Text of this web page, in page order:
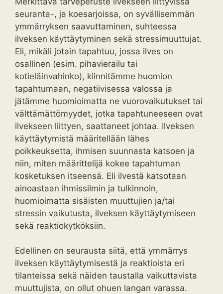
seuranta-, ja koesarjoissa, on syvällisemmän
ymmärryksen saavuttaminen, suhteessa
ilveksen käyttäytyminen sekä stressimuuttujat.
Eli, mikäli jotain tapahtuu, jossa ilves on
osallinen (esim. pihavierailu tai
kotieläinvahinko), kiinnitämme huomion
tapahtumaan, negatiivisessa valossa ja
jätämme huomioimatta ne vuorovaikutukset tai
välttämättömyydet, jotka tapahtuneeseen ovat
ilvekseen liittyen, saattaneet johtaa. Ilveksen
käyttäytymistä määritellään lähes
poikkeuksetta, ihmisen suunnasta katsoen ja
niin, miten määrittelijä kokee tapahtuman
kosketuksen itseensä. Eli ilvestä katsotaan
ainoastaan ihmissilmin ja tulkinnoin,
huomioimatta sisäisten muuttujien ja/tai
stressin vaikutusta, ilveksen käyttäytymiseen
sekä reaktiokytköksiin.
Edellinen on seurausta siitä, että ymmärrys
ilveksen käyttäytymisestä ja reaktioista eri
tilanteissa sekä näiden taustalla vaikuttavista
muuttujista, on ollut ohuen langan varassa.